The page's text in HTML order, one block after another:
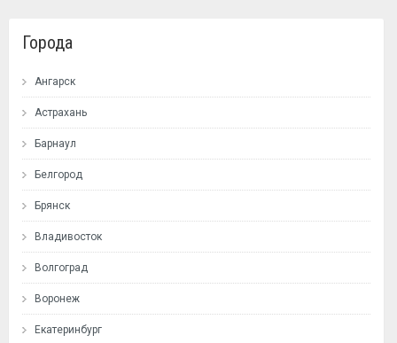
Города
Ангарск
Астрахань
Барнаул
Белгород
Брянск
Владивосток
Волгоград
Воронеж
Екатеринбург